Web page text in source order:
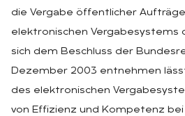
die Vergabe öffentlicher
elektronischen Vergabesystems
sich dem Beschluss der
Dezember 2003 entnehmen
des elektronischen
von Effizienz und Kompetenz